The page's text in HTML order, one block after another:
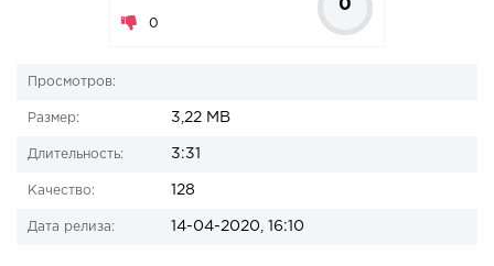
0
0
Просмотров:
Размер: 3,22 MB
Длительность: 3:31
Качество: 128
Дата релиза: 14-04-2020, 16:10